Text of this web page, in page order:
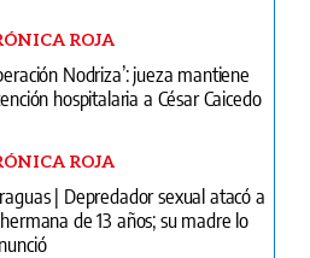
ROJA
Nodriza’: jueza mantiene
hospitalaria a César Caicedo
ROJA
| Depredador sexual atacó a
de 13 años; su madre lo